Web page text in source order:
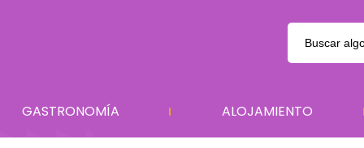
GASTRONOMÍA ALOJAMIENTO